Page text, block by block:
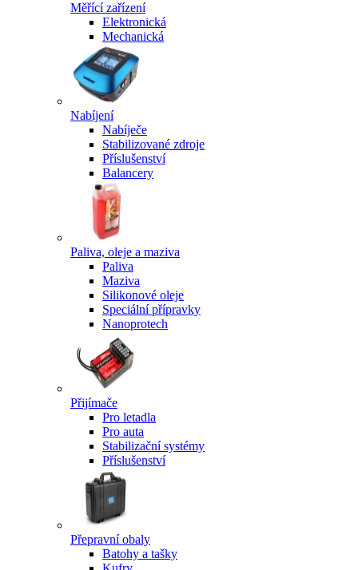
Měřící zařízení
Elektronická
Mechanická
Nabíjení
Nabíječe
Stabilizované zdroje
Příslušenství
Balancery
Paliva, oleje a maziva
Paliva
Maziva
Silikonové oleje
Speciální přípravky
Nanoprotech
Přijímače
Pro letadla
Pro auta
Stabilizační systémy
Příslušenství
Přepravní obaly
Batohy a tašky